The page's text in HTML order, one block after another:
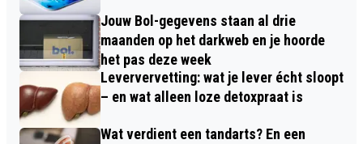
Jouw Bol-gegevens staan al drie
maanden op het darkweb en je hoorde
het pas deze week
Leververvetting: wat je lever écht sloopt
– en wat alleen loze detoxpraat is
Wat verdient een tandarts? En een